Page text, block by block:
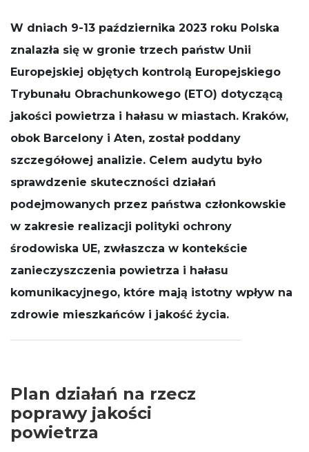
W dniach 9-13 października 2023 roku Polska
znalazła się w gronie trzech państw Unii
Europejskiej objętych kontrolą Europejskiego
Trybunału Obrachunkowego (ETO) dotyczącą
jakości powietrza i hałasu w miastach. Kraków,
obok Barcelony i Aten, został poddany
szczegółowej analizie. Celem audytu było
sprawdzenie skuteczności działań
podejmowanych przez państwa członkowskie
w zakresie realizacji polityki ochrony
środowiska UE, zwłaszcza w kontekście
zanieczyszczenia powietrza i hałasu
komunikacyjnego, które mają istotny wpływ na
zdrowie mieszkańców i jakość życia.
Plan działań na rzecz
poprawy jakości
powietrza
najlepiej
Twojej wizyty.
te pliki cookie,
funkcje znikną
ze strony
internetowej.